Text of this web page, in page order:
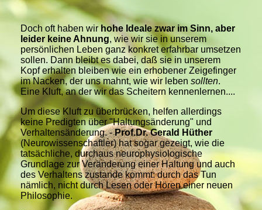
Doch oft haben wirhohe Ideale zwar im Sinn, aber
leider keine Ahnung, wie wir sie in unserem
persönlichen Leben ganz konkret erfahrbar umsetzen
sollen. Dann bleibt es dabei, daß sie in unserem
Kopf erhalten bleiben wie ein erhobener Zeigefinger
im Nacken, der uns mahnt, wie wir leben sollten.
Eine Kluft, an der wir das Scheitern kennenlernen....
Um diese Kluft zu überbrücken, helfen allerdings
keine Predigten über "Haltungsänderung" und
Verhaltensänderung. -Prof.Dr. Gerald Hüther
(Neurowissenschaftler) hat sogar gezeigt, wie die
tatsächliche, durchaus neurophysiologische
Grundlage zur Veränderung einer Haltung und auch
des Verhaltens zustande kommt: durch das Tun
nämlich, nicht durch Lesen oder Hören einer neuen
Philosophie.